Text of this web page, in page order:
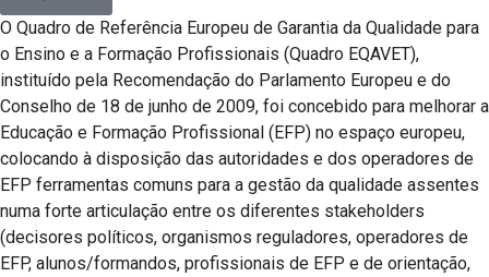
O Quadro de Referência Europeu de Garantia da Qualidade para
o Ensino e a Formação Profissionais (Quadro EQAVET),
instituído pela Recomendação do Parlamento Europeu e do
Conselho de 18 de junho de 2009, foi concebido para melhorar a
Educação e Formação Profissional (EFP) no espaço europeu,
colocando à disposição das autoridades e dos operadores de
EFP ferramentas comuns para a gestão da qualidade assentes
numa forte articulação entre os diferentes stakeholders
(decisores políticos, organismos reguladores, operadores de
EFP, alunos/formandos, profissionais de EFP e de orientação,